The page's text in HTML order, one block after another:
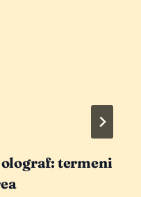
termeni